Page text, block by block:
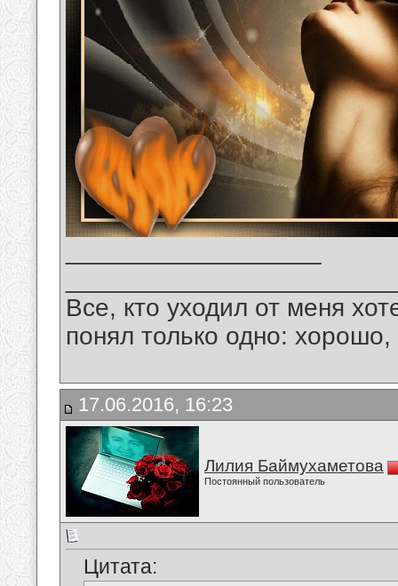
Все, кто уходил от меня
понял только одно:
17.06.2016, 16:23
Лилия Баймухаметова
Постоянный пользователь
Цитата: